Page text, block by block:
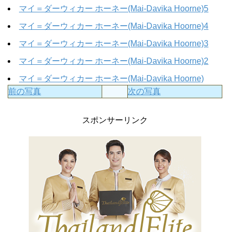
マイ＝ダーウィカー ホーネー(Mai-Davika Hoorne)5
マイ＝ダーウィカー ホーネー(Mai-Davika Hoorne)4
マイ＝ダーウィカー ホーネー(Mai-Davika Hoorne)3
マイ＝ダーウィカー ホーネー(Mai-Davika Hoorne)2
マイ＝ダーウィカー ホーネー(Mai-Davika Hoorne)
前の写真
次の写真
スポンサーリンク